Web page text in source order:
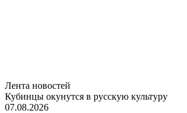
Лента новостей
Кубинцы окунутся в русскую культуру
07.08.2026